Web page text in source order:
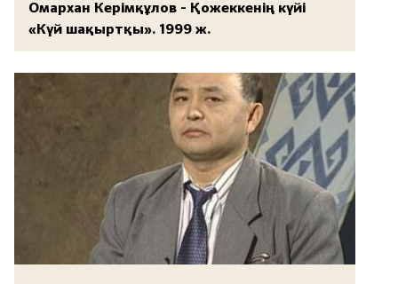
Омархан Керімқұлов - Қожеккенің күйі
«Күй шақыртқы». 1999 ж.